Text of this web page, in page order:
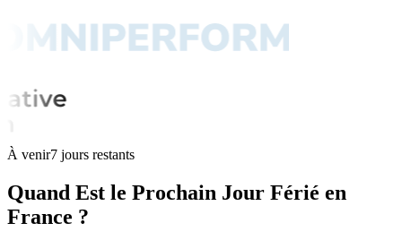
À venir7 jours restants
Quand Est le Prochain Jour Férié en
France ?